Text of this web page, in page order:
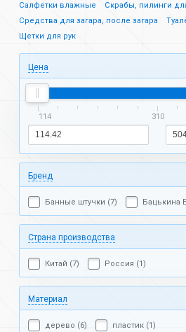
Салфетки влажные
Скрабы, пилинги
Средства для загара, после загара
Щетки для рук
Цена
114 310
Бренд
Банные штучки (7) Бацькина
Страна производства
Китай (7) Россия (1)
Материал
дерево (6) пластик (1)